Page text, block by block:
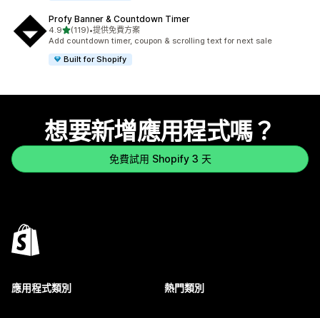
Profy Banner & Countdown Timer
4.9滿分 5 顆星
(119)
共有 119 則評價
•提供免費方案
Add countdown timer, coupon & scrolling text for next sale
Built for Shopify
想要新增應用程式嗎？
免費試用 Shopify 3 天
應用程式類別 熱門類別